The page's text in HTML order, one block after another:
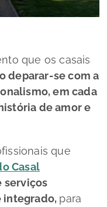
que os casais
deparar-se com a
em cada
de amor e
que
Casal
serviços
integrado, para